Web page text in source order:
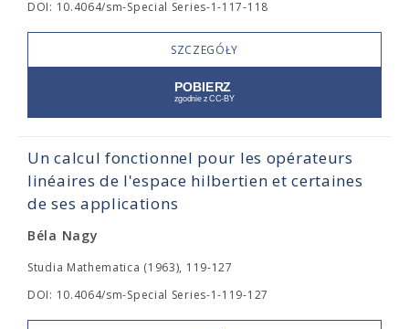
DOI: 10.4064/sm-Special Series-1-117-118
SZCZEGÓŁY
Un calcul fonctionnel pour les opérateurs
linéaires de l'espace hilbertien et certaines
de ses applications
Béla Nagy
Studia Mathematica (1963), 119-127
DOI: 10.4064/sm-Special Series-1-119-127